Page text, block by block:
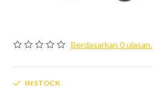
Berdasarkan 0 ulasan.
IN STOCK